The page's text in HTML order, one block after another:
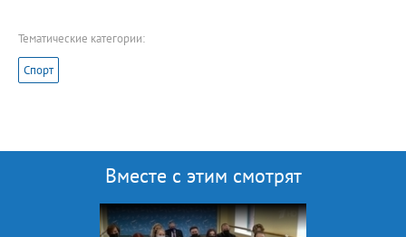
Тематические категории:
Спорт
Вместе с этим смотрят